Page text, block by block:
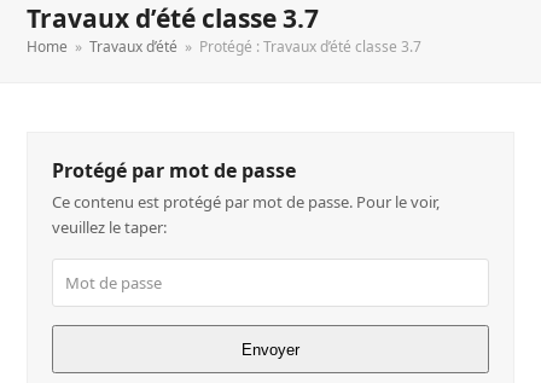
Travaux d’été classe 3.7
Home » Travaux d’été » Protégé : Travaux d’été classe 3.7
Protégé par mot de passe
Ce contenu est protégé par mot de passe. Pour le voir,
veuillez le taper: